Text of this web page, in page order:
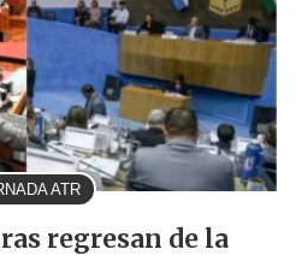
ATR
regresan de la